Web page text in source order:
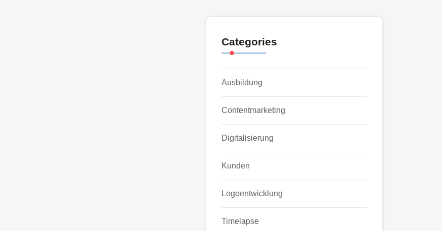
Categories
Ausbildung
Contentmarketing
Digitalisierung
Kunden
Logoentwicklung
Timelapse